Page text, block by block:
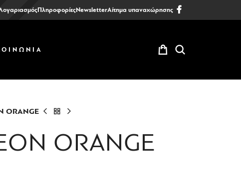
ΠληροφορίεςNewsletterΑίτημα υπαναχώρησης
ORANGE
ORANGE